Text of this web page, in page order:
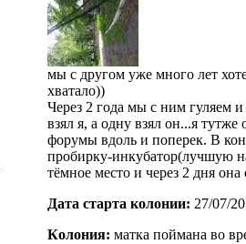
мы с другом уже много лет
хватало))
Через 2 года мы с ним гуляем
взял я, а одну взял он...я
форумы вдоль и поперек. В
пробирку-инкубатор(лучшую
тёмное место и через 2 дня
Дата старта кoлонии: 27/07/
Кoлония: матка поймана во